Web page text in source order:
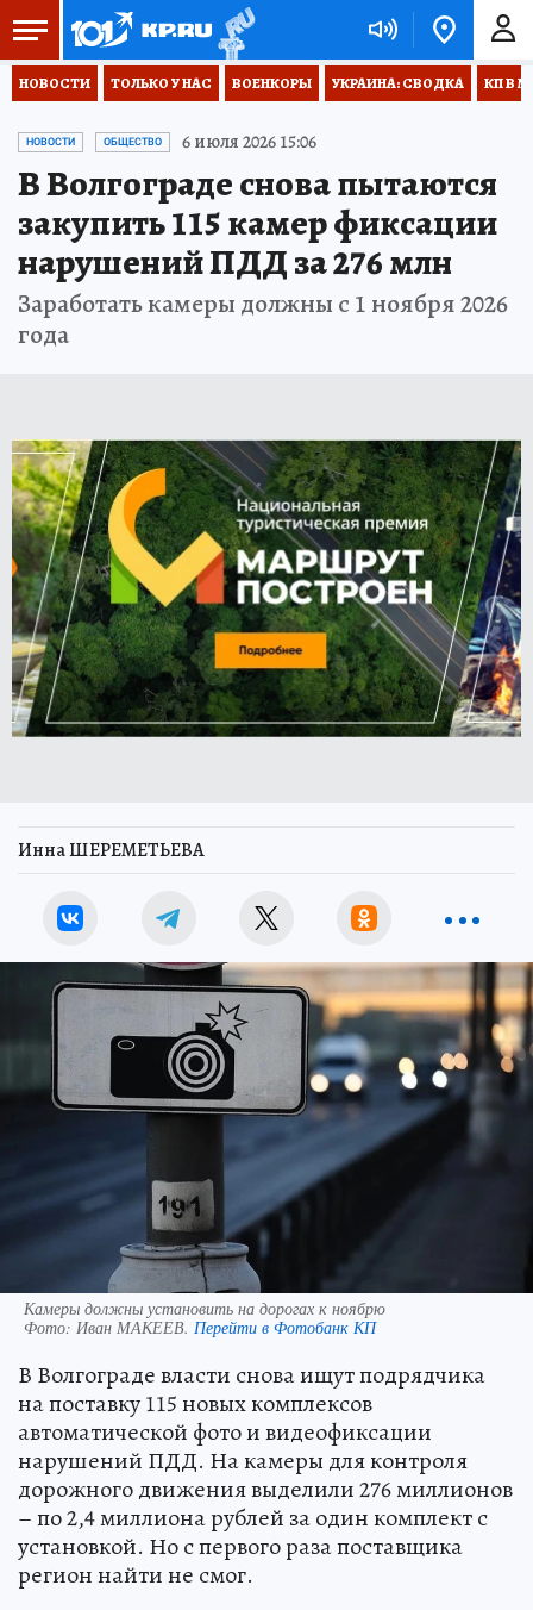
НОВОСТИ ТОЛЬКО У НАС ВОЕНКОРЫ УКРАИНА: СВОДКА КП В
НОВОСТИ ОБЩЕСТВО 6 июля 2026 15:06
В Волгограде снова пытаются
закупить 115 камер фиксации
нарушений ПДД за 276 млн
Заработать камеры должны с 1 ноября 2026
года
Инна ШЕРЕМЕТЬЕВА
Камеры должны установить на дорогах к ноябрю
Фото: Иван МАКЕЕВ. Перейти в Фотобанк КП
В Волгограде власти снова ищут подрядчика
на поставку 115 новых комплексов
автоматической фото и видеофиксации
нарушений ПДД. На камеры для контроля
дорожного движения выделили 276 миллионов
– по 2,4 миллиона рублей за один комплект с
установкой. Но с первого раза поставщика
регион найти не смог.